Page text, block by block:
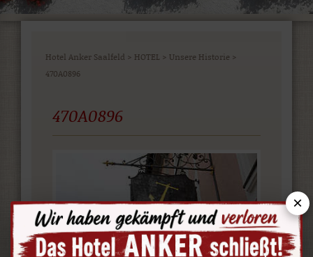
Hotel Anker Saalfeld > HOTEL > Unsere Historie >
470A0896
470A0896
×